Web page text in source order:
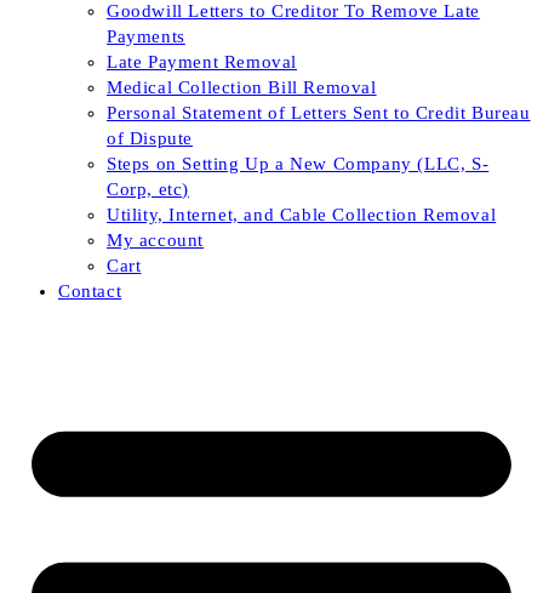
Goodwill Letters to Creditor To Remove Late
Payments
Late Payment Removal
Medical Collection Bill Removal
Personal Statement of Letters Sent to Credit Bureau
of Dispute
Steps on Setting Up a New Company (LLC, S-
Corp, etc)
Utility, Internet, and Cable Collection Removal
My account
Cart
Contact